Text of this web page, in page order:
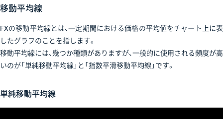
移動平均線
FXの移動平均線とは、一定期間における価格の平均値をチャート上に表
したグラフのことを指します。
移動平均線には、幾つか種類がありますが、一般的に使用される頻度が高
いのが「単純移動平均線」と「指数平滑移動平均線」です。
単純移動平均線